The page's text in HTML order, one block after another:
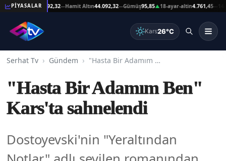
PİYASALAR
Altın44.092,32—Hamit Altın44.092,32—Gümüş95,85▲18-ayar-altin4.761,45—14-
Kars26°C
Serhat Tv Gündem "Hasta Bir Adamım Ben" Kars'ta sahnelendi
"Hasta Bir Adamım Ben"
Kars'ta sahnelendi
Dostoyevski'nin "Yeraltından